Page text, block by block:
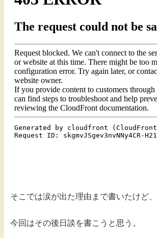
そこでは涙が出た理由まで書いたけど、
今回はその後日談を書こうと思う。